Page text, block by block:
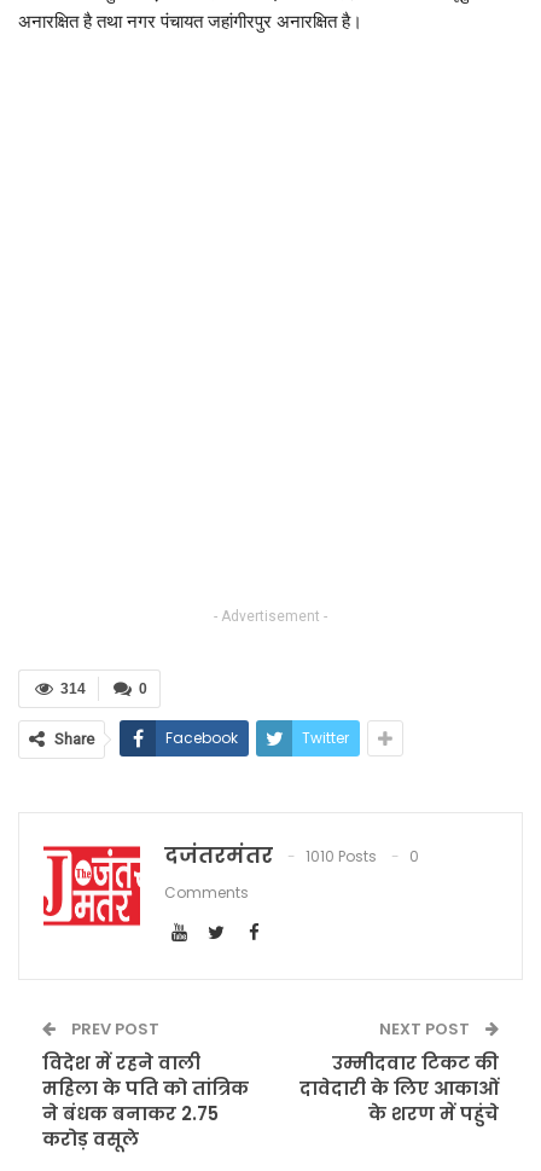
अनारक्षित है तथा नगर पंचायत जहांगीरपुर अनारक्षित है।
- Advertisement -
0
314
Share Facebook Twitter
दजंतरमंतर 1010 Posts
0
Comments
PREV POST
विदेश में रहने वाली
महिला के पति को तांत्रिक
ने बंधक बनाकर 2.75
करोड़ वसूले
NEXT POST
उम्मीदवार टिकट की
दावेदारी के लिए आकाओं
के शरण में पहुंचे